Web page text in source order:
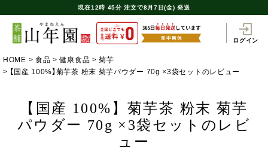
現在12時 45分 注文で8月7日(金) 発送
ログイン
HOME 食品 健康食品
菊芋
【国産 100%】菊芋茶 粉末 菊芋パウダー 70g ×3袋セットのレビュー
【国産 100%】菊芋茶 粉末 菊芋
パウダー 70g ×3袋セットのレビ
ュー